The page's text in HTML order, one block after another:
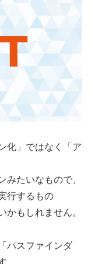
化」ではなく「ア
みたいなもので、
行するもの
もしれません。
パスファインダ